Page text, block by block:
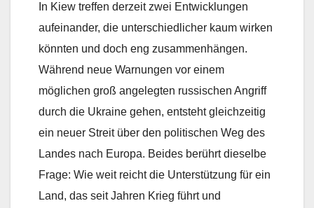
In Kiew treffen derzeit zwei Entwicklungen
aufeinander, die unterschiedlicher kaum wirken
könnten und doch eng zusammenhängen.
Während neue Warnungen vor einem
möglichen groß angelegten russischen Angriff
durch die Ukraine gehen, entsteht gleichzeitig
ein neuer Streit über den politischen Weg des
Landes nach Europa. Beides berührt dieselbe
Frage: Wie weit reicht die Unterstützung für ein
Land, das seit Jahren Krieg führt und